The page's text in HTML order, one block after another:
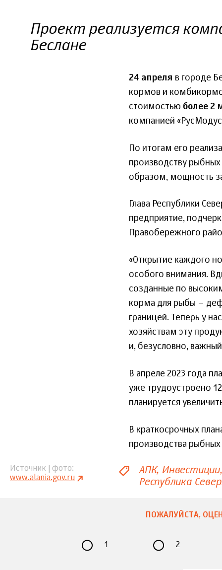
Проект реализуется
Беслане
24 апреля в городе
кормов и
стоимостью более 2
компанией
По итогам его
производству
образом, мощность
Глава Республики
предприятие,
Правобережного
«Открытие каждого
особого внимания.
созданные по
корма для рыбы –
границей. Теперь у
хозяйствам эту
и, безусловно,
В апреле 2023 года
уже трудоустроено
планируется
В краткосрочных
производства
Источник | фото
www.alania.gov.ru
АПК Инвестиции
Республика
ПОЖАЛУЙСТА,
1 2